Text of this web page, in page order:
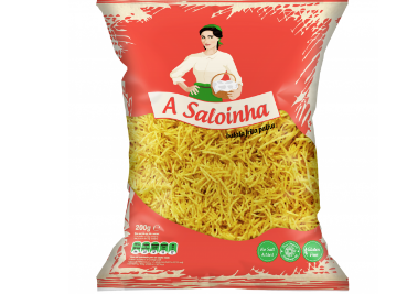
ADICIONAR / QUICK VIEW